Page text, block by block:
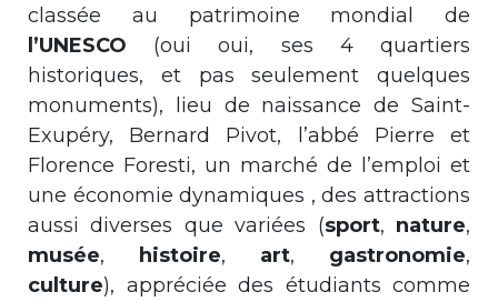
classée au patrimoine mondial de
l’UNESCO (oui oui, ses 4 quartiers
historiques, et pas seulement quelques
monuments), lieu de naissance de Saint-
Exupéry, Bernard Pivot, l’abbé Pierre et
Florence Foresti, un marché de l’emploi et
une économie dynamiques , des attractions
aussi diverses que variées (sport, nature,
musée, histoire, art, gastronomie,
culture), appréciée des étudiants comme